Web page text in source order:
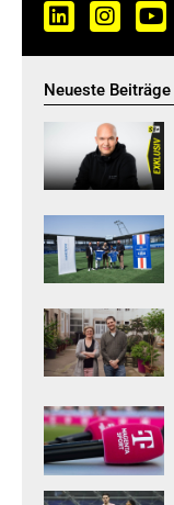
Neueste Beiträge